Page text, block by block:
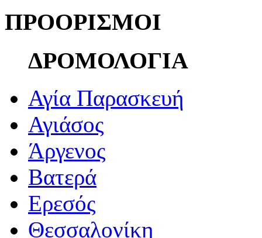
ΠΡΟΟΡΙΣΜΟΙ
ΔΡΟΜΟΛΟΓΙΑ
Αγία Παρασκευή
Αγιάσος
Άργενος
Βατερά
Ερεσός
Θεσσαλονίκη